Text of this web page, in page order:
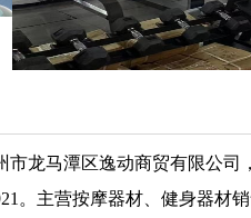
龙马潭区逸动商贸有限公司
。主营按摩器材、健身器材